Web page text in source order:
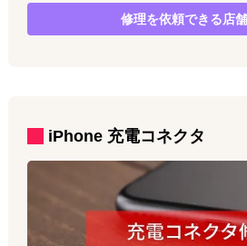
修理を依頼できる店
iPhone 充電コネクタ